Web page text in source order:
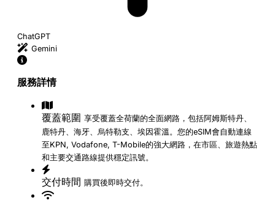
ChatGPT
Gemini
服務詳情
覆蓋範圍 享受覆蓋全荷蘭的全面網路，包括阿姆斯特丹、
鹿特丹、海牙、烏特勒支、埃因霍溫。您的eSIM會自動連線
至KPN, Vodafone, T-Mobile的強大網路，在市區、旅遊熱點
和主要交通路線提供穩定訊號。
交付時間 購買後即時交付。